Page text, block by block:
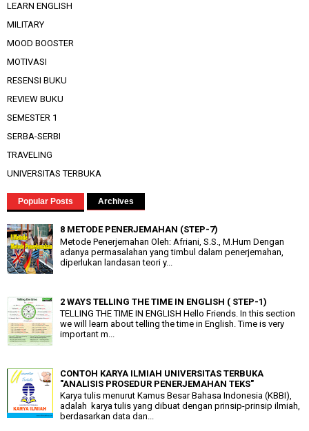
LEARN ENGLISH
MILITARY
MOOD BOOSTER
MOTIVASI
RESENSI BUKU
REVIEW BUKU
SEMESTER 1
SERBA-SERBI
TRAVELING
UNIVERSITAS TERBUKA
Popular Posts Archives
8 METODE PENERJEMAHAN (STEP-7)
Metode Penerjemahan Oleh: Afriani, S.S., M.Hum Dengan
adanya permasalahan yang timbul dalam penerjemahan,
diperlukan landasan teori y...
2 WAYS TELLING THE TIME IN ENGLISH ( STEP-1)
TELLING THE TIME IN ENGLISH Hello Friends. In this section
we will learn about telling the time in English. Time is very
important m...
CONTOH KARYA ILMIAH UNIVERSITAS TERBUKA
"ANALISIS PROSEDUR PENERJEMAHAN TEKS"
Karya tulis menurut Kamus Besar Bahasa Indonesia (KBBI),
adalah karya tulis yang dibuat dengan prinsip-prinsip ilmiah,
berdasarkan data dan...